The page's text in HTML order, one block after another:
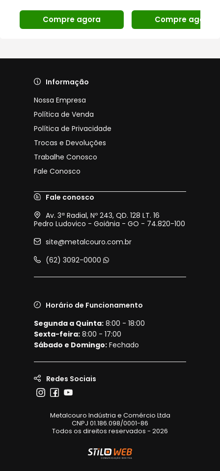
Compre agora Compre agora
Informação
Nossa Empresa
Política de Venda
Política de Privacidade
Trocas e Devoluções
Trabalhe Conosco
Fale Conosco
Fale conosco
Av. 3ª Radial, Nº 243, QD. 128 LT. 16
Pedro Ludovico - Goiânia - GO - 74.820-100
site@metalcouro.com.br
(62) 3092-0000
Horário de Funcionamento
Segunda a Quinta: 8:00 - 18:00
Sexta-feira: 8:00 - 17:00
Sábado e Domingo: Fechado
Redes Sociais
Metalcouro Indústria e Comércio Ltda
CNPJ 01.186.098/0001-86
Todos os direitos reservados - 2026